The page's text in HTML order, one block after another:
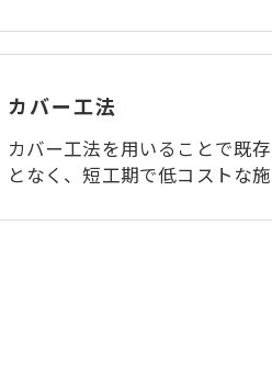
カバー工法
カバー工法を用いることで既
となく、短工期で低コストな